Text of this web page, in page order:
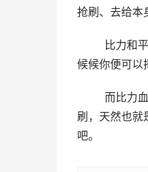
抢刷、去给本
候候你便可以
刷，天然也就
吧。